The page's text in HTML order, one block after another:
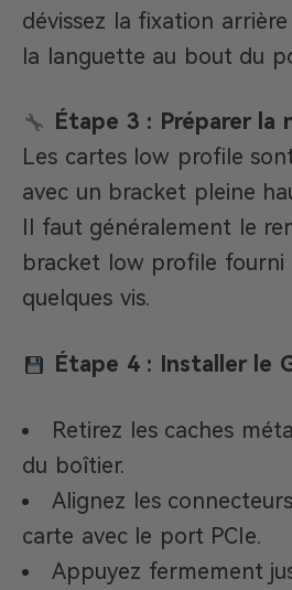
dévissez la fixation
la languette au bout du
Étape 3 : Préparer la
Les cartes low profile
avec un bracket pleine
Il faut généralement le
bracket low profile fourni
quelques vis.
Étape 4 : Installer le
Retirez les caches
du boîtier.
Alignez les
carte avec le port PCIe.
Appuyez fermement